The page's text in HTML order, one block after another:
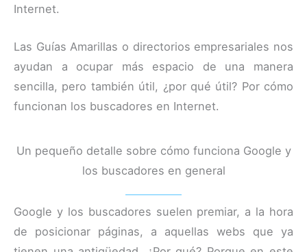
Internet.
Las Guías Amarillas o directorios empresariales nos
ayudan a ocupar más espacio de una manera
sencilla, pero también útil, ¿por qué útil? Por cómo
funcionan los buscadores en Internet.
Un pequeño detalle sobre cómo funciona Google y
los buscadores en general
Google y los buscadores suelen premiar, a la hora
de posicionar páginas, a aquellas webs que ya